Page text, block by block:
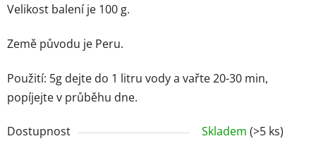
Velikost balení je 100 g.
Země původu je Peru.
Použití: 5g dejte do 1 litru vody a vařte 20-30 min,
popíjejte v průběhu dne.
Dostupnost Skladem (>5 ks)